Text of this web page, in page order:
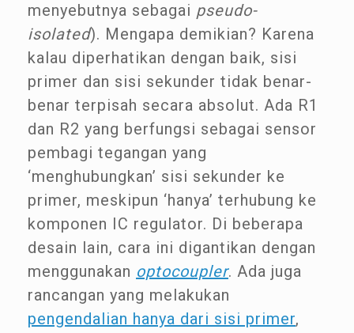
menyebutnya sebagai pseudo-
isolated). Mengapa demikian? Karena
kalau diperhatikan dengan baik, sisi
primer dan sisi sekunder tidak benar-
benar terpisah secara absolut. Ada R1
dan R2 yang berfungsi sebagai sensor
pembagi tegangan yang
‘menghubungkan’ sisi sekunder ke
primer, meskipun ‘hanya’ terhubung ke
komponen IC regulator. Di beberapa
desain lain, cara ini digantikan dengan
menggunakan optocoupler. Ada juga
rancangan yang melakukan
pengendalian hanya dari sisi primer,